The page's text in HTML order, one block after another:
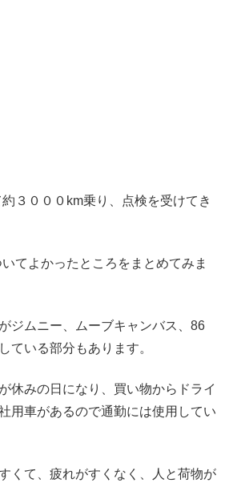
３０００km乗り、点検を受けてき
てよかったところをまとめてみま
ジムニー、ムーブキャンバス、86
ている部分もあります。
休みの日になり、買い物からドライ
用車があるので通勤には使用してい
くて、疲れがすくなく、人と荷物が